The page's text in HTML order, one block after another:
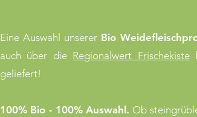
Eine Auswahl unserer Bio
auch über die Regionalwert Frischekiste
geliefert!
100% Bio - 100% Auswahl. Ob